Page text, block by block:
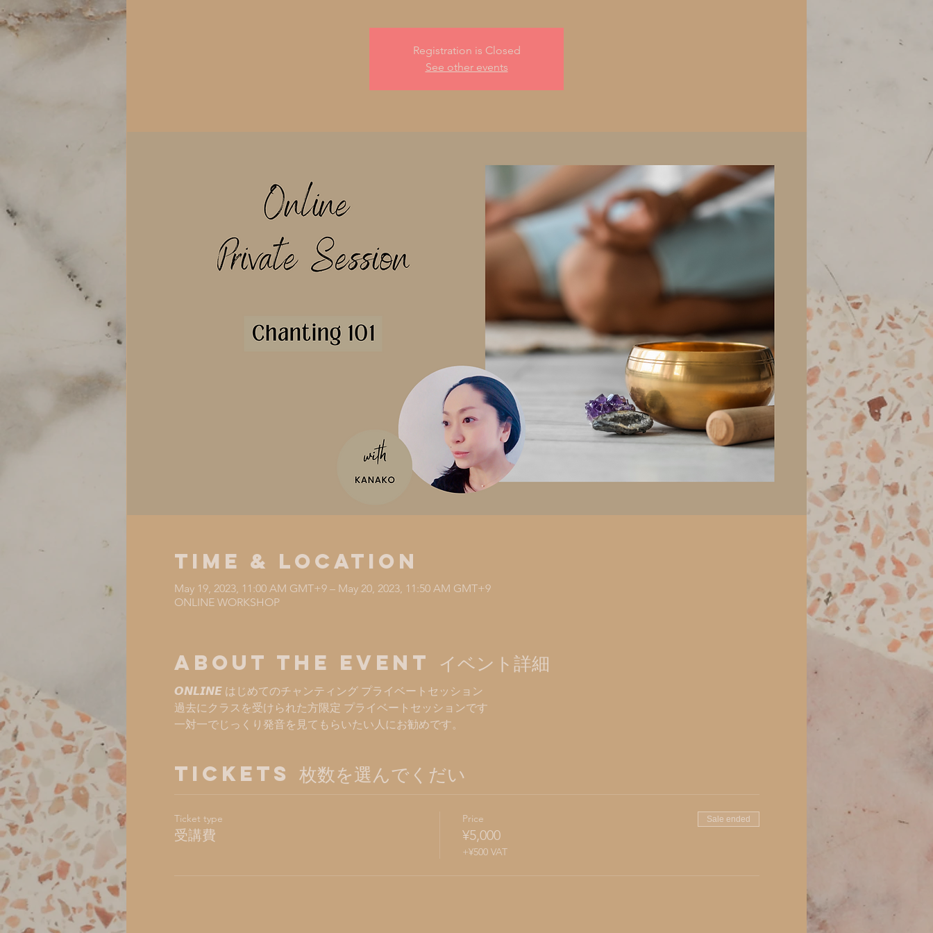
Registration is Closed
See other events
Time & Location
May 19, 2023, 11:00 AM GMT+9 – May 20, 2023, 11:50 AM GMT+9
ONLINE WORKSHOP
About the Event イベント詳細
𝙊𝙉𝙇𝙄𝙉𝙀 はじめてのチャンティング プライベートセッション
過去にクラスを受けられた方限定 プライベートセッションです
一対一でじっくり発音を見てもらいたい人にお勧めです。
Tickets 枚数を選んでくだい
Ticket type
受講費
Price
¥5,000
+¥500 VAT
Sale ended